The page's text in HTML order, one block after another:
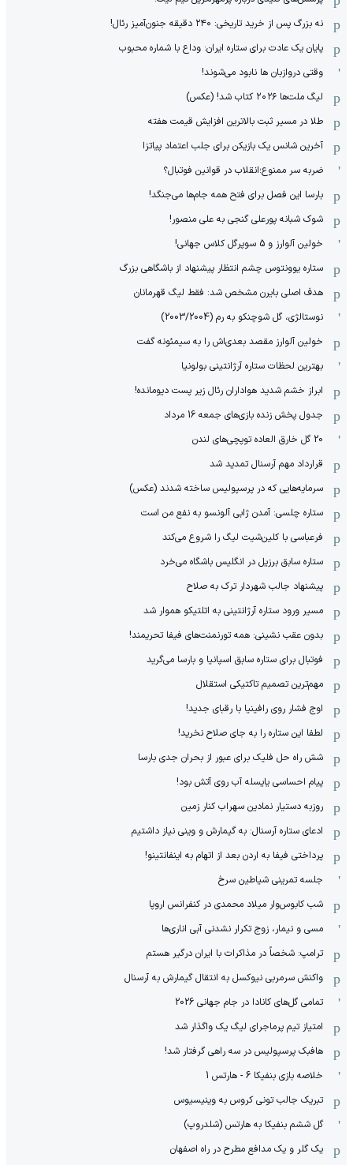
نه بزرگ پس از خرید تاریخی: ۲۴۰ دقیقه جنون‌آمیز رئال!
پایان یک عادت برای ستاره ایران: وداع با شماره محبوب
وقتی دروازبان ها نابود می‌شوند!
لیگ ملت‌ها ٢٠٢۶ کتاب شد! (عکس)
طلا در مسیر ثبت بالاترین افزایش قیمت هفته
آخرین شانس یک بازیکن برای جلب اعتماد پیاتزا
ضربه سر ممنوع؛انقلاب در قوانین فوتبال؟
بارسا این فصل برای فتح همه جام‌ها می‌جنگد!
شوک شبانه پورعلی گنجی به علی منصور!
خولین آلوارز و 5 سوپرگل کلاس جهانی!
ستاره یوونتوس چشم انتظار پیشنهاد از باشگاهی بزرگ
هدف اصلی بایرن مشخص شد: فقط لیگ قهرمانان
نوستالژی، گل شوچنکو به رم (2003/2004)
خولین آلوارز مقصد بعدی‌اش را به سیمئونه گفت
بهترین لحظات ستاره آرژانتینی بولونیا
ابراز خشم شدید هواداران رئال زیر پست دیومانده!
جدول پخش زنده بازی‌های جمعه 16 مرداد
20 گل خارق العاده توپچی‌های لندن
قرارداد مهم آرسنال تمدید شد
سرمایه‌هایی که در پرسپولیس ساخته شدند (عکس)
ستاره چلسی: آمدن ژابی آلونسو به نفع من است
فرعباسی با کلین‌شیت لیگ را شروع می‌کند
ستاره سابق برزیل در انگلیس باشگاه می‌خرد
پیشنهاد جالب شهردار ترک به صلاح
مسیر ورود ستاره آرژانتینی به اتلتیکو هموار شد
بدون عقب نشینی: همه تورنمنت‌های فیفا تحریمند!
فوتبال برای ستاره سابق اسپانیا و بارسا می‌گرید
مهم‌ترین تصمیم تاکتیکی استقلال
اوج فشار روی رافینیا با رقبای جدید!
لطفا این ستاره را به جای صلاح نخرید!
شش راه حل فلیک برای عبور از بحران جدی بارسا
پیام احساسی یایسله آب روی آتش بود!
روزبه دستیار نمادین سهراب کنار زمین
ادعای ستاره آرسنال: به گیمارش و وینی نیاز داشتیم
پرداختی فیفا به اردن بعد از اتهام به اینفانتینو!
جلسه تمرینی شیاطین سرخ
شب کابوس‌وار میلاد محمدی در کنفرانس اروپا
مسی و نیمار، زوج تکرار نشدنی آبی اناری‌ها
ترامپ: شخصاً در مذاکرات با ایران درگیر هستم
واکنش سرمربی نیوکسل به انتقال گیمارش به آرسنال
تمامی گل‌های کانادا در جام جهانی 2026
امتیاز تیم پرماجرای لیگ یک واگذار شد
هافبک پرسپولیس در سه راهی گرفتار شد!
خلاصه بازی بنفیکا 6 - هارتس 1
تبریک جالب تونی کروس به وینیسیوس
گل ششم بنفیکا به هارتس (شلدروپ)
یک گلر و یک مدافع مطرح در راه اصفهان